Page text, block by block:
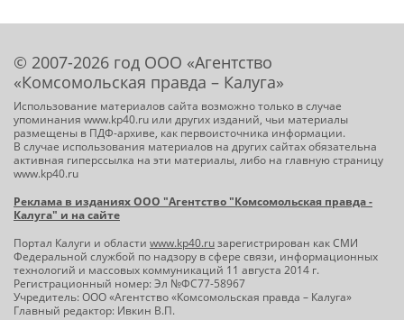
© 2007-2026 год ООО «Агентство
«Комсомольская правда – Калуга»
Использование материалов сайта возможно только в случае
упоминания www.kp40.ru или других изданий, чьи материалы
размещены в ПДФ-архиве, как первоисточника информации.
В случае использования материалов на других сайтах обязательна
активная гиперссылка на эти материалы, либо на главную страницу
www.kp40.ru
Реклама в изданиях ООО "Агентство "Комсомольская правда -
Калуга" и на сайте
Портал Калуги и области www.kp40.ruзарегистрирован как СМИ
Федеральной службой по надзору в сфере связи, информационных
технологий и массовых коммуникаций 11 августа 2014 г.
Регистрационный номер: Эл №ФС77-58967
Учредитель: ООО «Агентство «Комсомольская правда – Калуга»
Главный редактор: Ивкин В.П.